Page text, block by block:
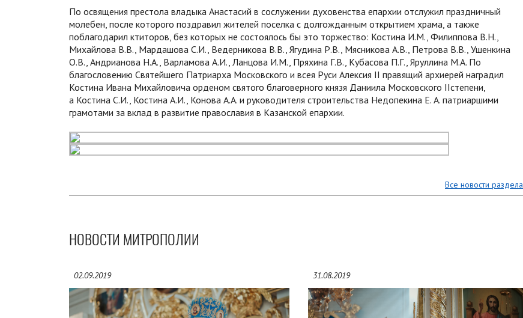
По освящения престола владыка Анастасий в сослужении духовенства епархии отслужил праздничный
молебен, после которого поздравил жителей поселка с долгожданным открытием храма, а также
поблагодарил ктиторов, без которых не состоялось бы это торжество: Костина И.М., Филиппова В.Н.,
Михайлова В.В., Мардашова С.И., Ведерникова В.В., Ягудина Р.В., Мясникова А.В., Петрова В.В., Ушенкина
О.В., Андрианова Н.А., Варламова А.И., Ланцова И.М., Пряхина Г.В., Кубасова П.Г., Яруллина М.А. По
благословению Святейшего Патриарха Московского и всея Руси Алексия II правящий архиерей наградил
Костина Ивана Михайловича орденом святого благоверного князя Даниила Московского IIстепени,
а Костина С.И., Костина А.И., Конова А.А. и руководителя строительства Недопекина Е. А. патриаршими
грамотами за вклад в развитие православия в Казанской епархии.
Все новости раздела
НОВОСТИ МИТРОПОЛИИ
02.09.2019 31.08.2019